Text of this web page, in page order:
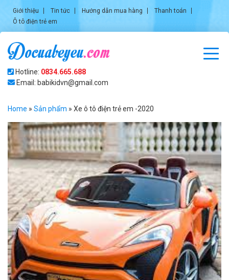
Giới thiệu Tin tức Hướng dẫn mua hàng
Thanh toán
Ô tô điện trẻ em
Hotline: 0834.665.688
Email: babikidvn@gmail.com
Home » Sản phẩm » Xe ô tô điện trẻ em -2020